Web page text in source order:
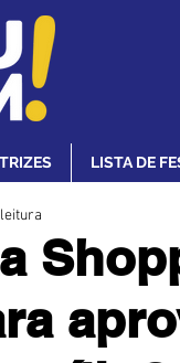
LISTA DE